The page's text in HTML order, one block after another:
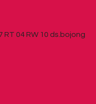
RT 04 RW 10 ds.bojong